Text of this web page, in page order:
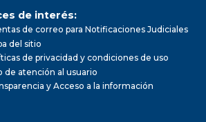
de interés:
de correo para Notificaciones Judiciales
del sitio
de privacidad y condiciones de uso
de atención al usuario
y Acceso a la información